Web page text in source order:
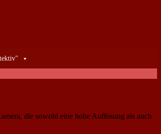
die sowohl eine hohe Auflösung als auch